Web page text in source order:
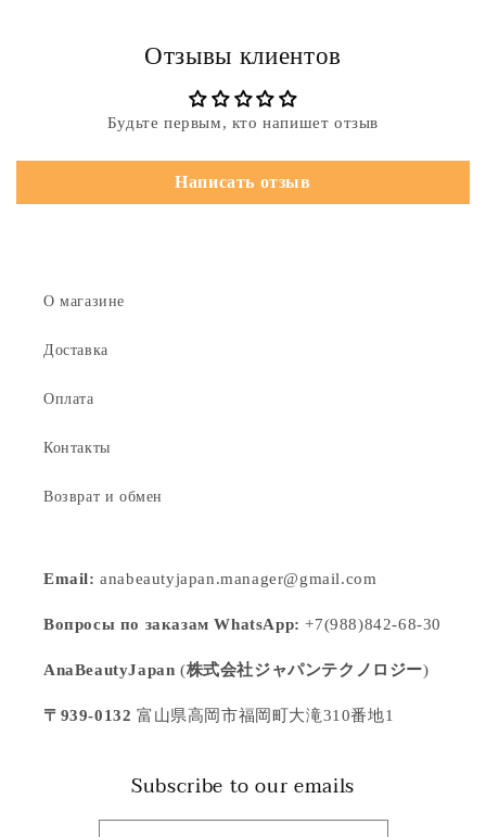
Отзывы клиентов
Будьте первым, кто напишет отзыв
Написать отзыв
О магазине
Доставка
Оплата
Контакты
Возврат и обмен
Email:anabeautyjapan.manager@gmail.com
Вопросы по заказам WhatsApp:+7(988)842-68-30
AnaBeautyJapan (株式会社ジャパンテクノロジー)
〒939-0132 富山県高岡市福岡町大滝310番地1
Subscribe to our emails